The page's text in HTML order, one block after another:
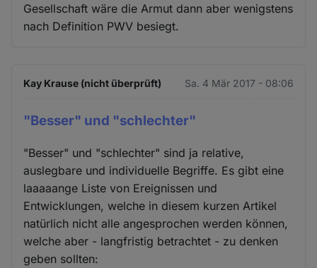
Gesellschaft wäre die Armut dann aber wenigstens
nach Definition PWV besiegt.
Kay Krause (nicht überprüft) Sa. 4 Mär 2017 - 08:06
"Besser" und "schlechter"
"Besser" und "schlechter" sind ja relative,
auslegbare und individuelle Begriffe. Es gibt eine
laaaaange Liste von Ereignissen und
Entwicklungen, welche in diesem kurzen Artikel
natürlich nicht alle angesprochen werden können,
welche aber - langfristig betrachtet - zu denken
geben sollten: